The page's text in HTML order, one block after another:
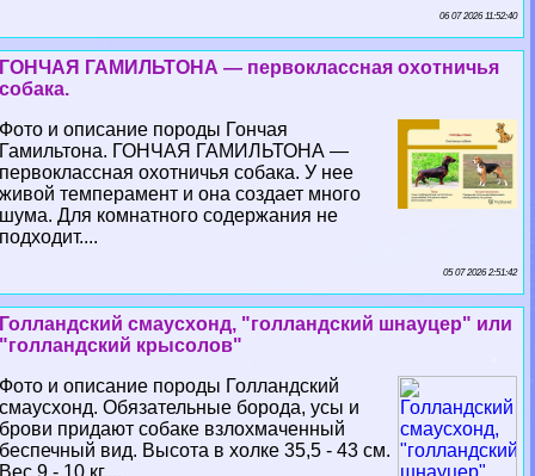
06 07 2026 11:52:40
ГОНЧАЯ ГАМИЛЬТОНА — первоклассная охотничья
собака.
Фото и описание породы Гончая
Гамильтона. ГОНЧАЯ ГАМИЛЬТОНА —
первоклассная охотничья собака. У нее
живой темперамент и она создает много
шума. Для комнатного содержания не
подходит....
05 07 2026 2:51:42
Голландский смаусхонд, "голландский шнауцер" или
"голландский крысолов"
Фото и описание породы Голландский
смаусхонд. Обязательные борода, усы и
брови придают собаке взлохмаченный
беспечный вид. Высота в холке 35,5 - 43 см.